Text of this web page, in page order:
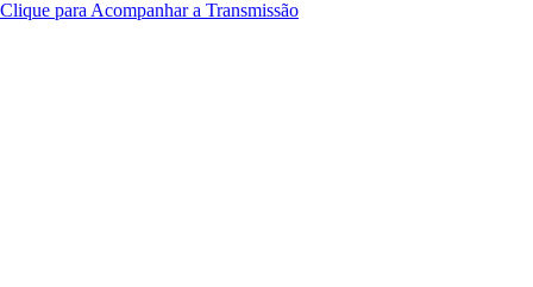
Clique para Acompanhar a Transmissão